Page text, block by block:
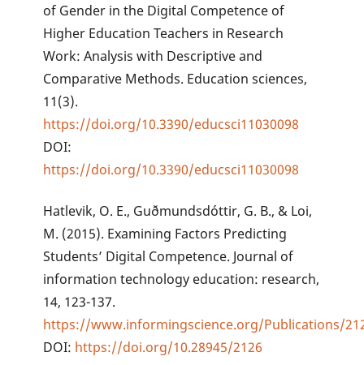
of Gender in the Digital Competence of
Higher Education Teachers in Research
Work: Analysis with Descriptive and
Comparative Methods. Education sciences,
11(3).
https://doi.org/10.3390/educsci11030098
DOI:
https://doi.org/10.3390/educsci11030098
Hatlevik, O. E., Guðmundsdóttir, G. B., & Loi,
M. (2015). Examining Factors Predicting
Students’ Digital Competence. Journal of
information technology education: research,
14, 123-137.
https://www.informingscience.org/Publications/
DOI: https://doi.org/10.28945/2126